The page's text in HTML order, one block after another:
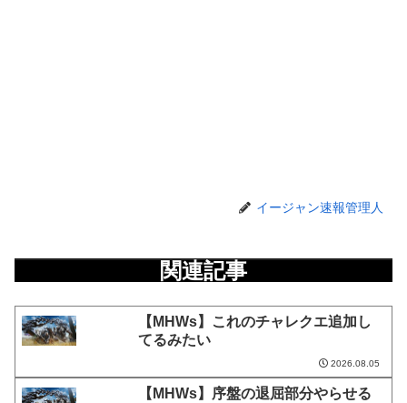
イージャン速報管理人
関連記事
【MHWs】これのチャレクエ追加し
てるみたい
2026.08.05
【MHWs】序盤の退屈部分やらせる